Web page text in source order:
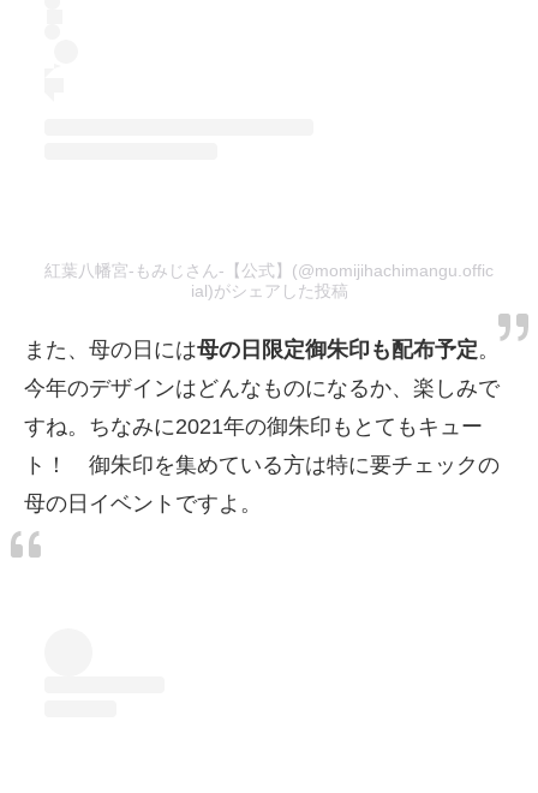
紅葉八幡宮-もみじさん-【公式】(@momijihachimangu.offic
ial)がシェアした投稿
また、母の日には母の日限定御朱印も配布予定。
今年のデザインはどんなものになるか、楽しみで
すね。ちなみに2021年の御朱印もとてもキュー
ト！ 御朱印を集めている方は特に要チェックの
母の日イベントですよ。